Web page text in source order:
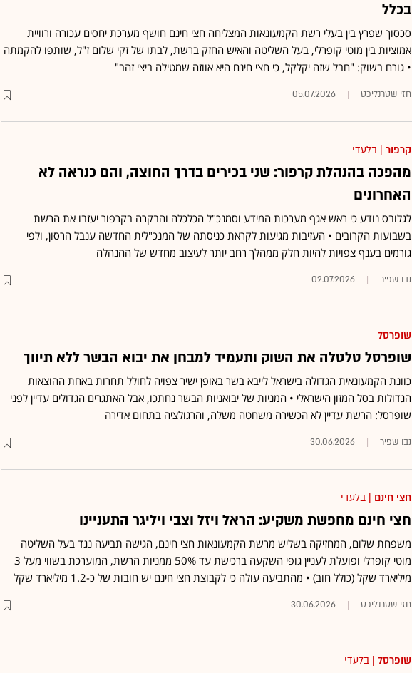
בכלל
סכסוך שפרץ בין בעלי רשת הקמעונאות המצליחה חצי חינם חושף מערכת יחסים עכורה ורוויית
אמוציות בין מוטי קופרלי, בעל השליטה והאיש החזק ברשת, לבתו של זקי שלום ז"ל, שותפו להקמתה
• גורם בשוק: "חבל שזה יקלקל, כי חצי חינם היא אווזה שמטילה ביצי זהב"
חזי שטרנליכט 05.07.2026
קרפור | בלעדי
מהפכה בהנהלת קרפור: שני בכירים בדרך החוצה, והם כנראה לא
האחרונים
לגלובס נודע כי ראש אגף מערכות המידע וסמנכ"ל הכלכלה והבקרה בקרפור יעזבו את הרשת
בשבועות הקרובים • העזיבות מגיעות לקראת כניסתה של המנכ"לית החדשה ענבל הרסון, ולפי
גורמים בענף צפויות להיות חלק ממהלך רחב יותר לעיצוב מחדש של ההנהלה
נבו שפיר 02.07.2026
שופרסל
שופרסל טלטלה את השוק ותעמיד למבחן את יבוא הבשר ללא תיווך
כוונת הקמעונאית הגדולה בישראל לייבא בשר באופן ישיר צפויה לחולל תחרות באחת ההוצאות
הגדולות בסל המזון הישראלי • המניות של יבואניות הבשר נחתכו, אבל האתגרים הגדולים עדיין לפני
שופרסל: הרשת עדיין לא הכשירה משחטה משלה, והרגולציה בתחום אדירה
נבו שפיר 30.06.2026
חצי חינם | בלעדי
חצי חינם מחפשת משקיע: הראל ויזל וצבי ויליגר התעניינו
משפחת שלום, המחזיקה בשליש מרשת הקמעונאות חצי חינם, הגישה תביעה נגד בעל השליטה
מוטי קופרלי ופועלת לעניין גופי השקעה ברכישת עד 50% ממניות הרשת, המוערכת בשווי מעל 3
מיליארד שקל (כולל חוב) • מהתביעה עולה כי לקבוצת חצי חינם יש חובות של כ-1.2 מיליארד שקל
חזי שטרנליכט 30.06.2026
שופרסל | בלעדי